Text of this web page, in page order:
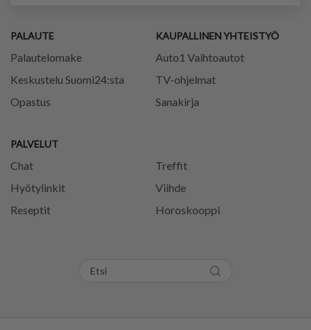
PALAUTE
Palautelomake
Keskustelu Suomi24:sta
Opastus
PALVELUT
Chat
Treffit
Hyötylinkit
Viihde
Reseptit
Horoskooppi
KAUPALLINEN YHTEISTYÖ
Auto1 Vaihtoautot
TV-ohjelmat
Sanakirja